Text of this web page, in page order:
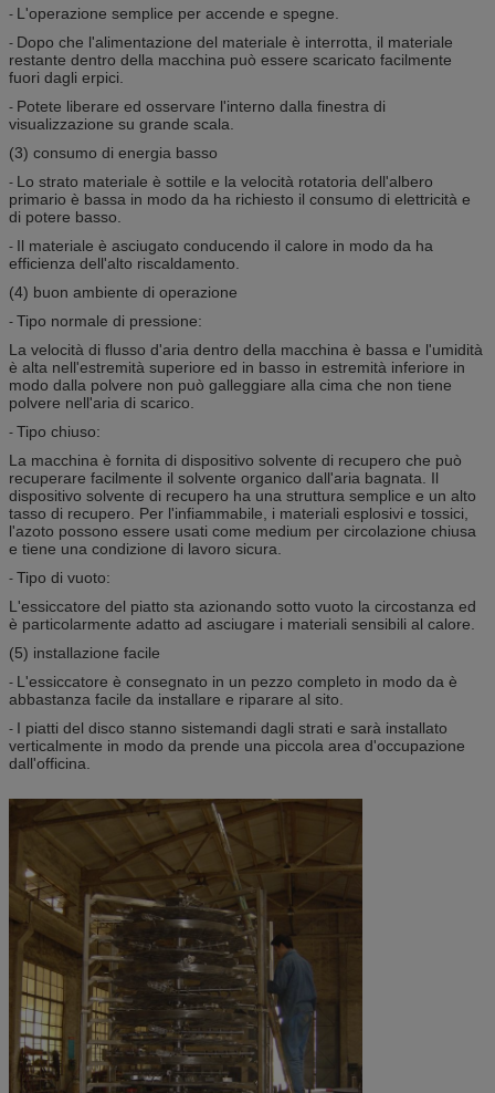
- L'operazione semplice per accende e spegne.
- Dopo che l'alimentazione del materiale è interrotta, il materiale
restante dentro della macchina può essere scaricato facilmente
fuori dagli erpici.
- Potete liberare ed osservare l'interno dalla finestra di
visualizzazione su grande scala.
(3) consumo di energia basso
- Lo strato materiale è sottile e la velocità rotatoria dell'albero
primario è bassa in modo da ha richiesto il consumo di elettricità e
di potere basso.
- Il materiale è asciugato conducendo il calore in modo da ha
efficienza dell'alto riscaldamento.
(4) buon ambiente di operazione
- Tipo normale di pressione:
La velocità di flusso d'aria dentro della macchina è bassa e l'umidità
è alta nell'estremità superiore ed in basso in estremità inferiore in
modo dalla polvere non può galleggiare alla cima che non tiene
polvere nell'aria di scarico.
- Tipo chiuso:
La macchina è fornita di dispositivo solvente di recupero che può
recuperare facilmente il solvente organico dall'aria bagnata. Il
dispositivo solvente di recupero ha una struttura semplice e un alto
tasso di recupero. Per l'infiammabile, i materiali esplosivi e tossici,
l'azoto possono essere usati come medium per circolazione chiusa
e tiene una condizione di lavoro sicura.
- Tipo di vuoto:
L'essiccatore del piatto sta azionando sotto vuoto la circostanza ed
è particolarmente adatto ad asciugare i materiali sensibili al calore.
(5) installazione facile
- L'essiccatore è consegnato in un pezzo completo in modo da è
abbastanza facile da installare e riparare al sito.
- I piatti del disco stanno sistemandi dagli strati e sarà installato
verticalmente in modo da prende una piccola area d'occupazione
dall'officina.